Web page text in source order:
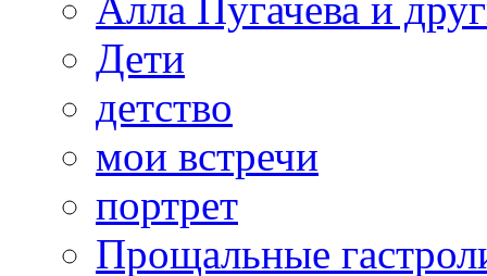
Дети
детство
мои встречи
портрет
Прощальные